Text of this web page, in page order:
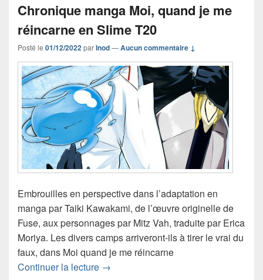
Chronique manga Moi, quand je me
réincarne en Slime T20
Posté le 01/12/2022parInod—Aucun commentaire ↓
Embrouilles en perspective dans l’adaptation en
manga par Taiki Kawakami, de l’œuvre originelle de
Fuse, aux personnages par Mitz Vah, traduite par Erica
Moriya. Les divers camps arriveront-ils à tirer le vrai du
faux, dans Moi quand je me réincarne
Continuer la lecture Chronique manga Moi, quand je me
→